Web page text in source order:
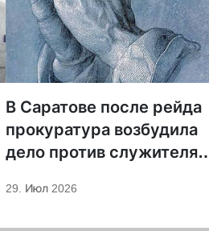
В Саратове после рейда
прокуратура возбудила
дело против служителя
29. Июл 2026